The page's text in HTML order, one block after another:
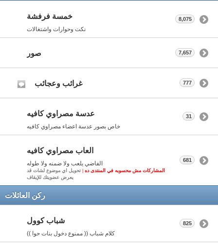
خمسة فرفشة
نكت وحوارات واشتغالات
8,075
صور 7,657
غرائب وعجائب 777
عدسة مصراوي كافيه
خاص بصور عدسة اعضاء مصراوي كافيه
31
العاب مصراوي كافيه
الفاضي يلعب ولا ضمنه ولا طوله
المشاركات مش محسوبه في المنتدى ده | تحويل اي موضوع لشات قد
يعرض عضويتك للإيقاف
681
ركن العائلات
شباب كوول
كلام شباب (( ممنوع دخول بنات حوا ))
825